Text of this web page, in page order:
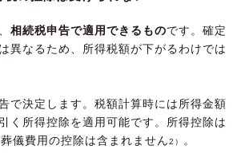
相続税申告で適用できるものです。確定
異なるため、所得税額が下がるわけでは
で決定します。税額計算時には所得金額
く所得控除を適用可能です。所得控除は
儀費用の控除は含まれません2） 。